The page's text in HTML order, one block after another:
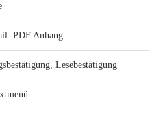
.PDF Anhang
Lesebestätigung